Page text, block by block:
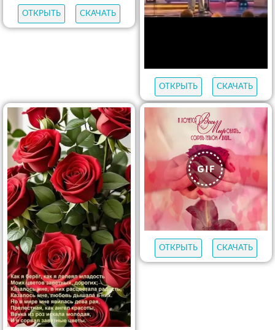
ОТКРЫТЬ СКАЧАТЬ
ОТКРЫТЬ СКАЧАТЬ
ОТКРЫТЬ СКАЧАТЬ